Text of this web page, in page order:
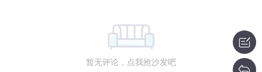
暂无评论，点我抢沙发吧